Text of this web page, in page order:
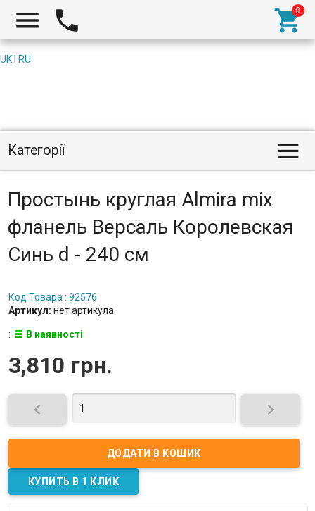
  
UK RU
Категорії 
Простынь круглая Almira mix
фланель Версаль Королевская
Синь d - 240 см
Код Товара : 92576
Артикул: нет артикула
: В наявності
3,810 грн.
 